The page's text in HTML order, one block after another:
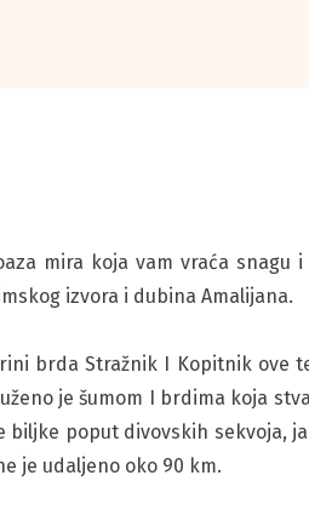
mira koja vam vraća
izvora i dubina Amalijana.
brda Stražnik I Kopitnik ove
je šumom I brdima koja
biljke poput divovskih sekvoja,
je udaljeno oko 90 km.